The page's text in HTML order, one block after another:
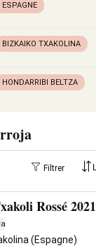
ESPAGNE
BIZKAIKO TXAKOLINA
HONDARRIBI BELTZA
Filtrer
Rossé 2021
(Espagne)